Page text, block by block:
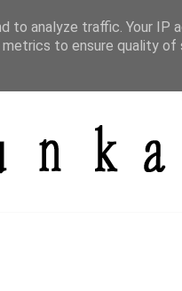
to analyze traffic. Your IP
to ensure quality of